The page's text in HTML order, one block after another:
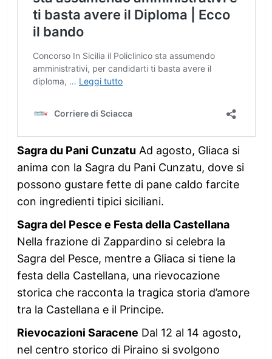
Sagra du Pani Cunzatu Ad agosto, Gliaca si
anima con la Sagra du Pani Cunzatu, dove si
possono gustare fette di pane caldo farcite
con ingredienti tipici siciliani.
Sagra del Pesce e Festa della Castellana
Nella frazione di Zappardino si celebra la
Sagra del Pesce, mentre a Gliaca si tiene la
festa della Castellana, una rievocazione
storica che racconta la tragica storia d’amore
tra la Castellana e il Principe.
Rievocazioni Saracene Dal 12 al 14 agosto,
nel centro storico di Piraino si svolgono